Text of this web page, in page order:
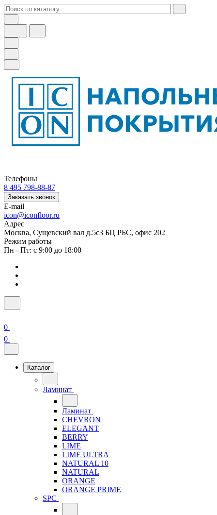
Телефоны
8 495 798-88-87
Заказать звонок
E-mail
icon@iconfloor.ru
Адрес
Москва, Сущевский вал д.5с3 БЦ РБС, офис 202
Режим работы
Пн - Пт: с 9:00 до 18:00
0
0
Каталог
Ламинат
Ламинат
CHEVRON
ELEGANT
BERRY
LIME
LIME ULTRA
NATURAL 10
NATURAL
ORANGE
ORANGE PRIME
SPC